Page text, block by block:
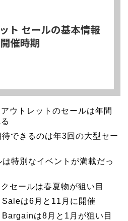
ウトレットのセールは年間
できるのは年3回の大型セー
特別なイベントが満載だっ
セールは春夏物が狙い目
は6月と11月に開催
は8月と1月が狙い目